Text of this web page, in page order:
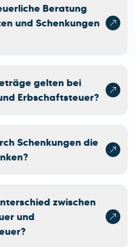
Beratung
und Schenkungen
gelten bei
Erbschaftsteuer?
Schenkungen die
zwischen
und